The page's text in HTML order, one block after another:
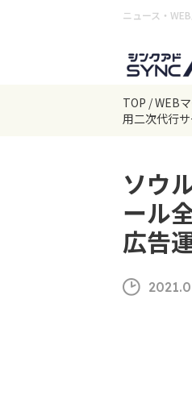
ニュース・
TOP WEB
用二次代行
ソウ
ール
広告